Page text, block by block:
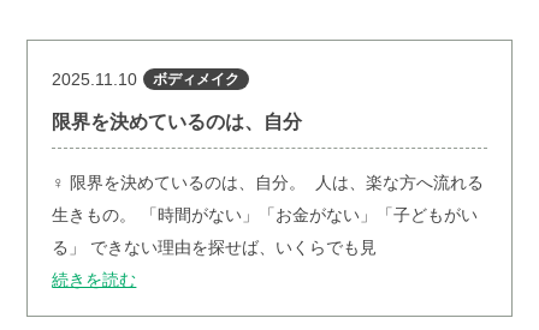
2025.11.10 ボディメイク
限界を決めているのは、自分
‍♀️ 限界を決めているのは、自分。 ⁡ 人は、楽な方へ流れる
生きもの。 「時間がない」「お金がない」「子どもがい
る」 できない理由を探せば、いくらでも見
続きを読む